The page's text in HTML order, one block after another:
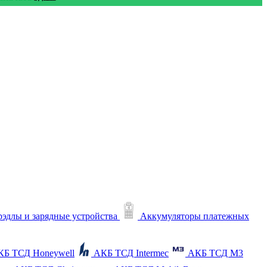
и зарядные устройства
Аккумуляторы платежных
ТСД Honeywell АКБ ТСД Intermec
АКБ ТСД M3